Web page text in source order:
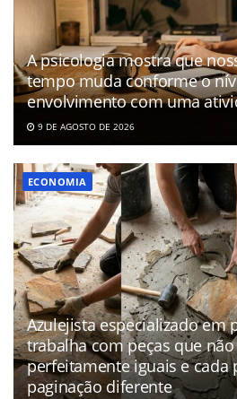
A psicologia mostra que
tempo muda conforme o
envolvimento com uma
9 DE AGOSTO DE 2026
ECONOMIA
Azulejista especializado em
trabalha com peças que
perfeitamente iguais e cada
paginação diferente